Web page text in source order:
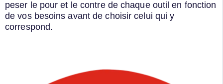
peser le pour et le contre de chaque outil en fonction
de vos besoins avant de choisir celui qui y
correspond.